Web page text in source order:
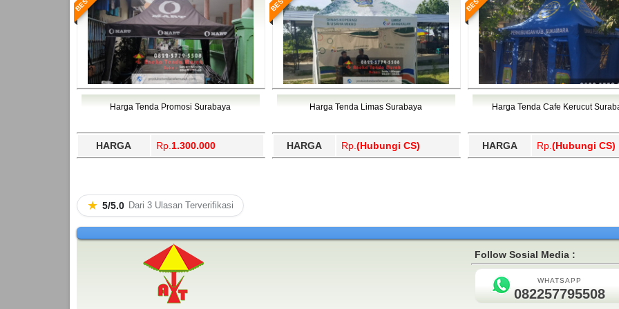
Harga Tenda Promosi Surabaya
HARGA Rp. 1.300.000
Harga Tenda Limas Surabaya
HARGA Rp. (Hubungi CS)
Harga Tenda Cafe Kerucut
HARGA Rp. (Hubungi CS)
★ 5/5.0 Dari 3 Ulasan Terverifikasi
Follow Sosial Media :
WHATSAPP
082257795508